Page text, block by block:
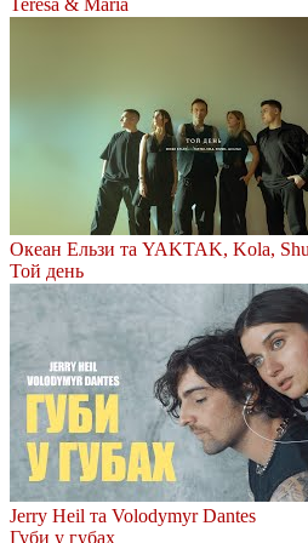
Океан Ельзи та YAKTAK, Kola,
Той день
Jerry Heil та Volodymyr Dantes
Губи у губах